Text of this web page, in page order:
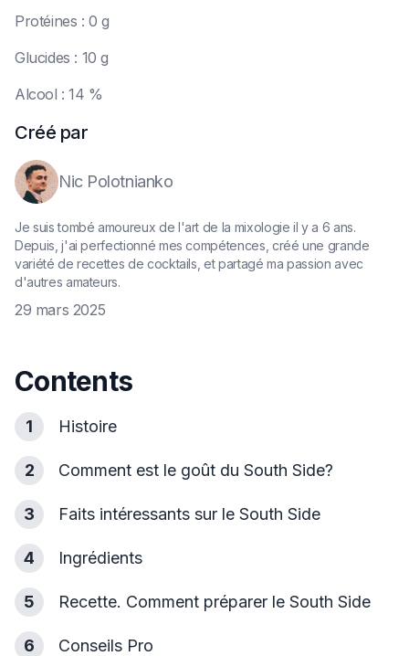
Protéines : 0 g
Glucides : 10 g
Alcool : 14 %
Créé par
Nic Polotnianko
Je suis tombé amoureux de l'art de la mixologie il y a 6 ans.
Depuis, j'ai perfectionné mes compétences, créé une grande
variété de recettes de cocktails, et partagé ma passion avec
d'autres amateurs.
29 mars 2025
Contents
1 Histoire
2 Comment est le goût du South Side?
3 Faits intéressants sur le South Side
4 Ingrédients
5 Recette. Comment préparer le South Side
6 Conseils Pro